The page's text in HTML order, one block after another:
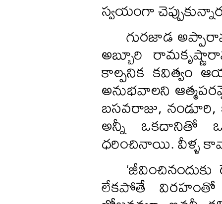
స్వయంగా
గురజాడ
అబ్బూరి
కాల్పనిక కవిత్వం
అనుభవాలని
బసవరాజు, నండూరి,
అన్నీ ఒకదానితో
ధరించినాయి. వీళ్ళ
లేకపోతే